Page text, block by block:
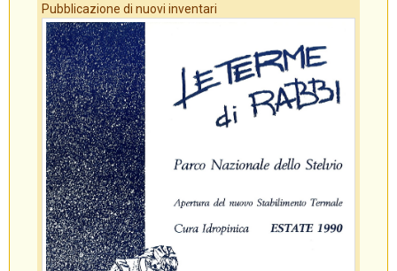
Pubblicazione di nuovi inventari